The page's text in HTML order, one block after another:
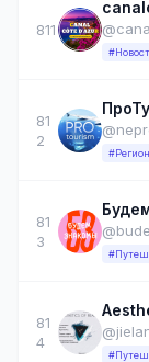
811
81
2
81
3
81
4